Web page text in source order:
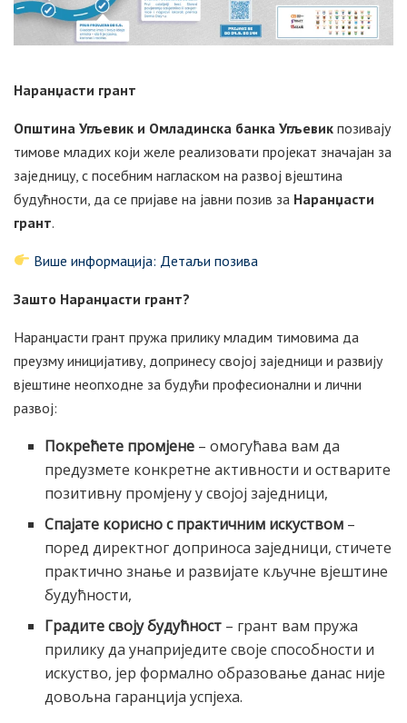
Наранџасти грант
Општина Угљевик и Омладинска банка Угљевик позивају
тимове младих који желе реализовати пројекат значајан за
заједницу, с посебним нагласком на развој вјештина
будућности, да се пријаве на јавни позив за Наранџасти
грант.
Више информација: Детаљи позива
Зашто Наранџасти грант?
Наранџасти грант пружа прилику младим тимовима да
преузму иницијативу, допринесу својој заједници и развију
вјештине неопходне за будући професионални и лични
развој:
Покрећете промјене – омогућава вам да
предузмете конкретне активности и остварите
позитивну промјену у својој заједници,
Спајате корисно с практичним искуством –
поред директног доприноса заједници, стичете
практично знање и развијате кључне вјештине
будућности,
Градите своју будућност – грант вам пружа
прилику да унаприједите своје способности и
искуство, јер формално образовање данас није
довољна гаранција успјеха.